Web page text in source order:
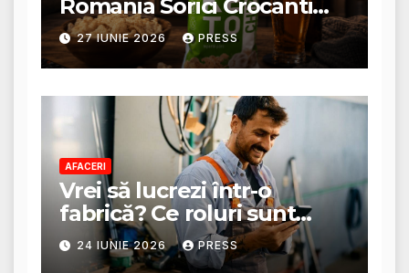
Romania Sorici Crocanti
Magazin Online
27 IUNIE 2026 PRESS
AFACERI
Vrei să lucrezi într-o
fabrică? Ce roluri sunt
disponibile și ce presupun
acestea
24 IUNIE 2026 PRESS